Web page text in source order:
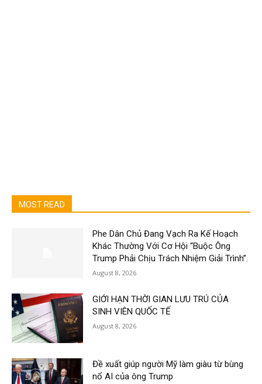
MOST READ
Phe Dân Chủ Đang Vạch Ra Kế Hoạch
Khác Thường Với Cơ Hội “Buộc Ông
Trump Phải Chịu Trách Nhiệm Giải Trình”.
August 8, 2026
GIỚI HẠN THỜI GIAN LƯU TRÚ CỦA
SINH VIÊN QUỐC TẾ
August 8, 2026
Đề xuất giúp người Mỹ làm giàu từ bùng
nổ AI của ông Trump